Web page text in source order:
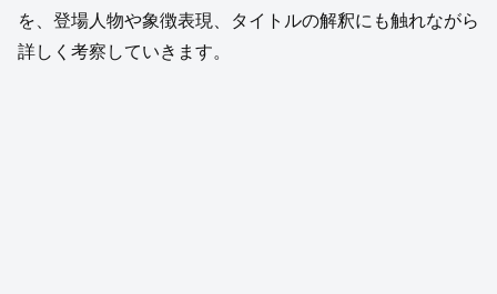
を、登場人物や象徴表現、タイトルの解釈にも触れながら
詳しく考察していきます。